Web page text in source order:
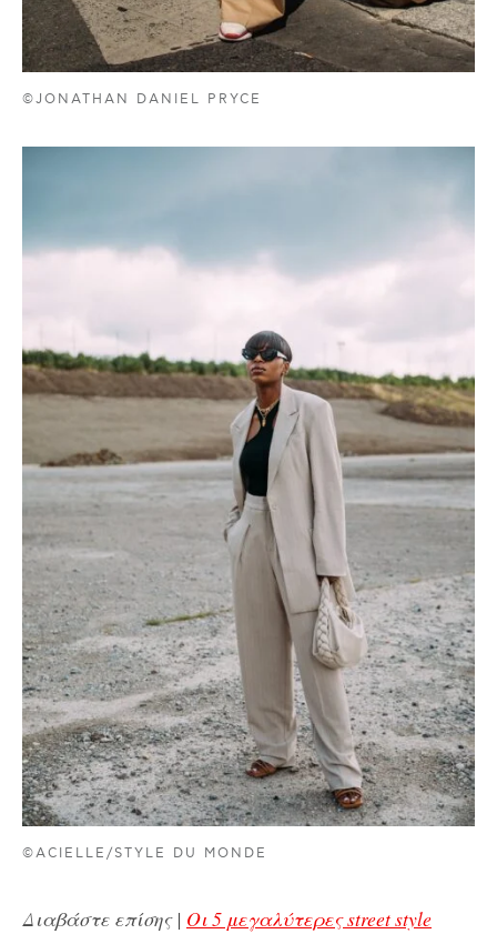
©JONATHAN DANIEL PRYCE
©ACIELLE/STYLE DU MONDE
Διαβάστε επίσης | Οι 5 μεγαλύτερες street style